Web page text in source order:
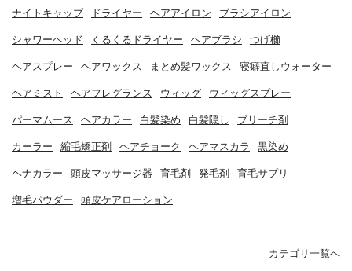
ナイトキャップ ドライヤー ヘアアイロン ブラシアイロン
シャワーヘッド くるくるドライヤー ヘアブラシ つげ櫛
ヘアスプレー ヘアワックス まとめ髪ワックス 寝癖直しウォーター
ヘアミスト ヘアフレグランス ウィッグ ウィッグスプレー
パーマムース ヘアカラー 白髪染め 白髪隠し ブリーチ剤
カーラー 縮毛矯正剤 ヘアチョーク ヘアマスカラ 黒染め
ヘナカラー 頭皮マッサージ器 育毛剤 発毛剤 育毛サプリ
増毛パウダー 頭皮ケアローション
カテゴリ一覧へ